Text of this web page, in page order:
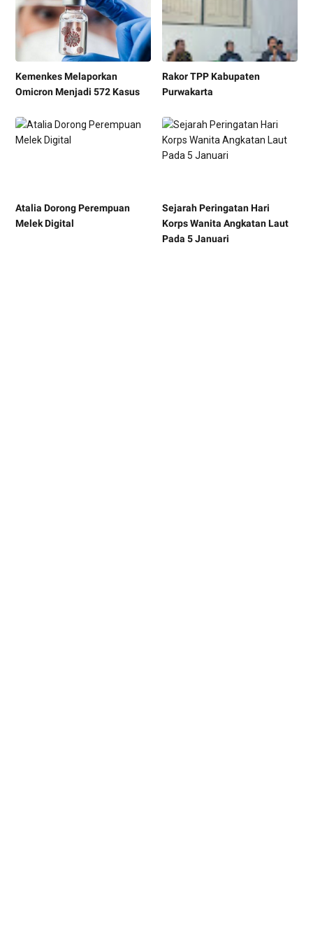
Kemenkes Melaporkan
Omicron Menjadi 572 Kasus
Rakor TPP Kabupaten
Purwakarta
Atalia Dorong Perempuan
Melek Digital
Sejarah Peringatan Hari
Korps Wanita Angkatan Laut
Pada 5 Januari